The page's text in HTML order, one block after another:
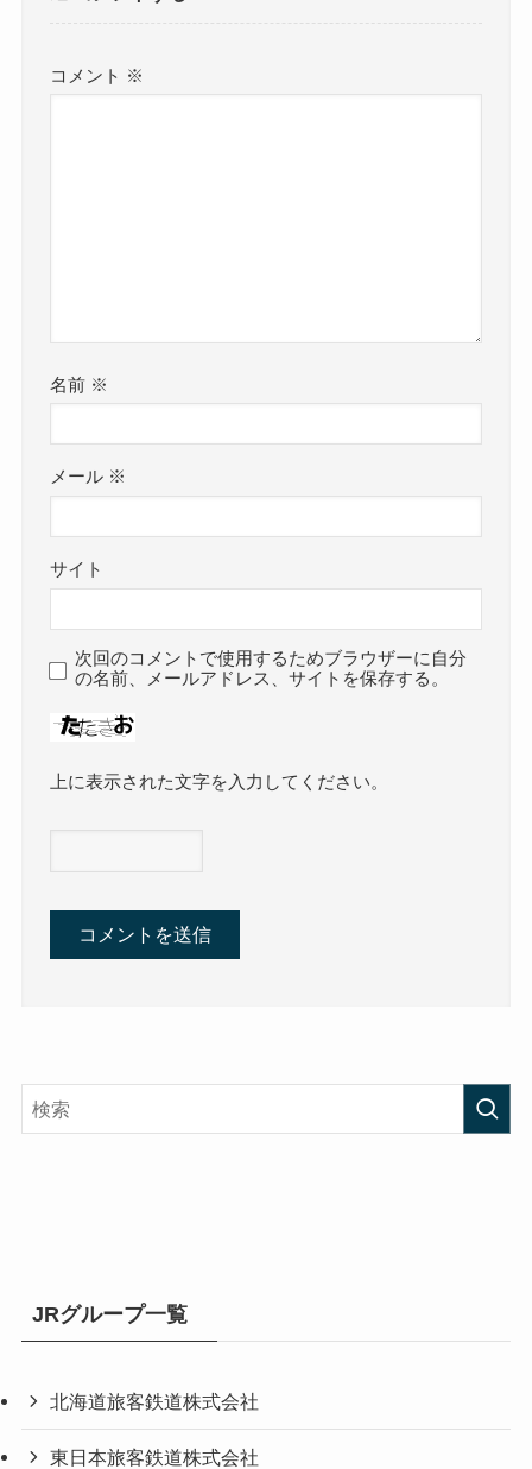
コメント ※
名前 ※
メール ※
サイト
次回のコメントで使用するためブラウザーに自分
の名前、メールアドレス、サイトを保存する。
上に表示された文字を入力してください。
JRグループ一覧
北海道旅客鉄道株式会社
東日本旅客鉄道株式会社